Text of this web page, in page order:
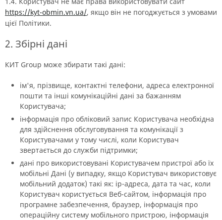
https://kyt-obmin.vn.ua/, якщо він не погоджується з умовами
цієї Політики.
2. Збірні дані
КИТ Group може збирати такі дані:
ім'я, прізвище, контактні телефони, адреса електронної
пошти та інші комунікаційні дані за бажанням
Користувача;
інформація про обліковий запис Користувача необхідна
для здійснення обслуговування та комунікації з
Користувачами у тому числі, коли Користувач
звертається до служби підтримки;
дані про використовувані Користувачем пристрої або їх
мобільні Дані (у випадку, якщо Користувач використовує
мобільний додаток) такі як: ip-адреса, дата та час, коли
Користувач користується Веб-сайтом, інформація про
програмне забезпечення, браузер, інформація про
операційну систему мобільного пристрою, інформація